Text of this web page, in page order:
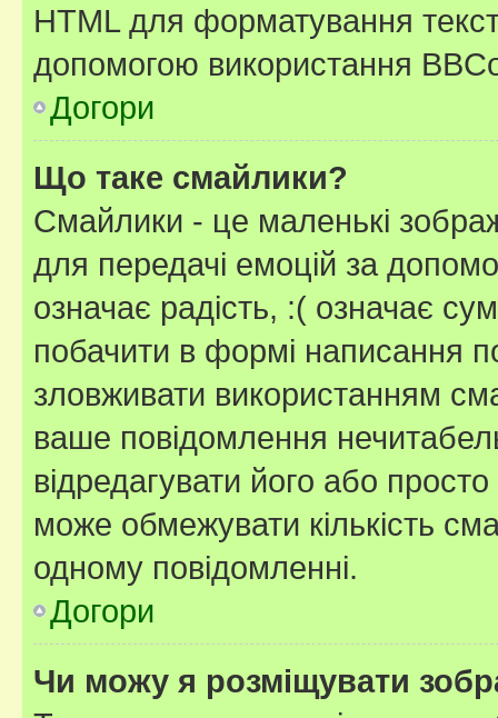
HTML для форматування
допомогою використання
Догори
Що таке смайлики?
Смайлики - це маленькі
для передачі емоцій за
означає радість, :( означає
побачити в формі написання
зловживати використанням
ваше повідомлення
відредагувати його або
може обмежувати кількість
одному повідомленні.
Догори
Чи можу я розміщувати